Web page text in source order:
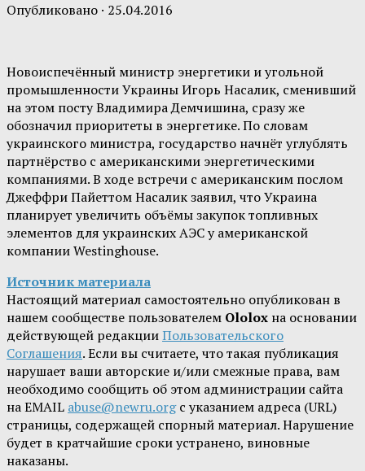
Опубликовано · 25.04.2016
Новоиспечённый министр энергетики и угольной
промышленности Украины Игорь Насалик, сменивший
на этом посту Владимира Демчишина, сразу же
обозначил приоритеты в энергетике. По словам
украинского министра, государство начнёт углублять
партнёрство с американскими энергетическими
компаниями. В ходе встречи с американским послом
Джеффри Пайеттом Насалик заявил, что Украина
планирует увеличить объёмы закупок топливных
элементов для украинских АЭС у американской
компании Westinghouse.
Источник материала
Настоящий материал самостоятельно опубликован в
нашем сообществе пользователем Ololox на основании
действующей редакцииПользовательского
Соглашения. Если вы считаете, что такая публикация
нарушает ваши авторские и/или смежные права, вам
необходимо сообщить об этом администрации сайта
на EMAIL abuse@newru.orgс указанием адреса (URL)
страницы, содержащей спорный материал. Нарушение
будет в кратчайшие сроки устранено, виновные
наказаны.